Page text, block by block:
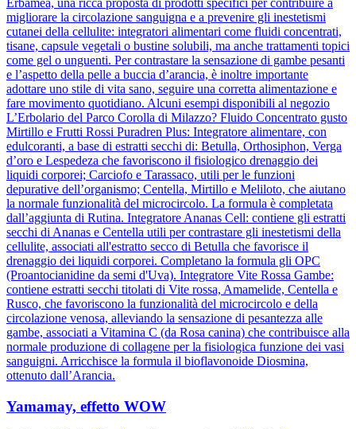
migliorare la circolazione sanguigna e a prevenire gli inestetismi
cutanei della cellulite: integratori alimentari come fluidi concentrati,
tisane, capsule vegetali o bustine solubili, ma anche trattamenti topici
come gel o unguenti. Per contrastare la sensazione di gambe pesanti
e l’aspetto della pelle a buccia d’arancia, è inoltre importante
adottare uno stile di vita sano, seguire una corretta alimentazione e
fare movimento quotidiano. Alcuni esempi disponibili al negozio
L’Erbolario del Parco Corolla di Milazzo? Fluido Concentrato gusto
Mirtillo e Frutti Rossi Puradren Plus: Integratore alimentare, con
edulcoranti, a base di estratti secchi di: Betulla, Orthosiphon, Verga
d’oro e Lespedeza che favoriscono il fisiologico drenaggio dei
liquidi corporei; Carciofo e Tarassaco, utili per le funzioni
depurative dell’organismo; Centella, Mirtillo e Meliloto, che aiutano
la normale funzionalità del microcircolo. La formula è completata
dall’aggiunta di Rutina. Integratore Ananas Cell: contiene gli estratti
secchi di Ananas e Centella utili per contrastare gli inestetismi della
cellulite, associati all'estratto secco di Betulla che favorisce il
drenaggio dei liquidi corporei. Completano la formula gli OPC
(Proantocianidine da semi d'Uva). Integratore Vite Rossa Gambe:
contiene estratti secchi titolati di Vite rossa, Amamelide, Centella e
Rusco, che favoriscono la funzionalità del microcircolo e della
circolazione venosa, alleviando la sensazione di pesantezza alle
gambe, associati a Vitamina C (da Rosa canina) che contribuisce alla
normale produzione di collagene per la fisiologica funzione dei vasi
sanguigni. Arricchisce la formula il bioflavonoide Diosmina,
ottenuto dall’Arancia.
Yamamay, effetto WOW